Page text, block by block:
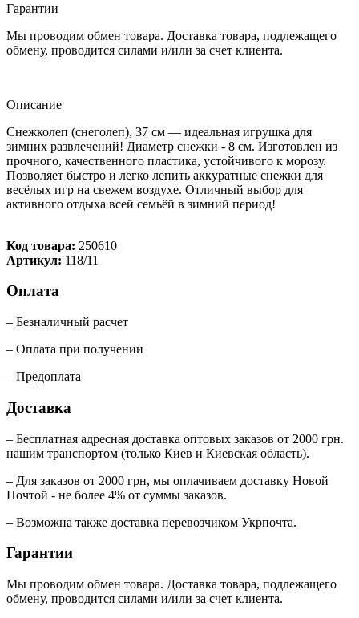
Гарантии
Мы проводим обмен товара. Доставка товара, подлежащего
обмену, проводится силами и/или за счет клиента.
Описание
Снежколеп (снеголеп), 37 см — идеальная игрушка для
зимних развлечений! Диаметр снежки - 8 см. Изготовлен из
прочного, качественного пластика, устойчивого к морозу.
Позволяет быстро и легко лепить аккуратные снежки для
весёлых игр на свежем воздухе. Отличный выбор для
активного отдыха всей семьёй в зимний период!
Код товара: 250610
Артикул: 118/11
Оплата
– Безналичный расчет
– Оплата при получении
– Предоплата
Доставка
– Бесплатная адресная доставка оптовых заказов от 2000 грн.
нашим транспортом (только Киев и Киевская область).
– Для заказов от 2000 грн, мы оплачиваем доставку Новой
Почтой - не более 4% от суммы заказов.
– Возможна также доставка перевозчиком Укрпочта.
Гарантии
Мы проводим обмен товара. Доставка товара, подлежащего
обмену, проводится силами и/или за счет клиента.